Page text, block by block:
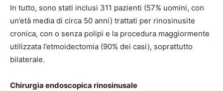
In tutto, sono stati inclusi 311 pazienti (57% uomini, con
un’età media di circa 50 anni) trattati per rinosinusite
cronica, con o senza polipi e la procedura maggiormente
utilizzata l’etmoidectomia (90% dei casi), soprattutto
bilaterale.
Chirurgia endoscopica rinosinusale